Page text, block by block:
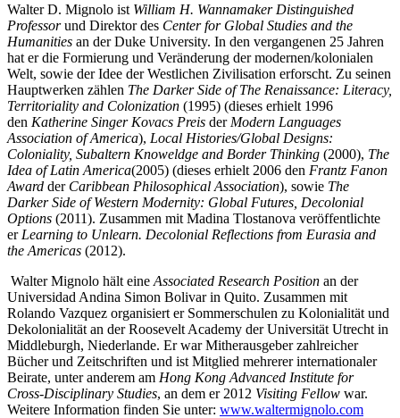
Walter D. Mignolo ist William H. Wannamaker Distinguished
Professorund Direktor des Center for Global Studies and the
Humanities an der Duke University. In den vergangenen 25 Jahren
hat er die Formierung und Veränderung der modernen/kolonialen
Welt, sowie der Idee der Westlichen Zivilisation erforscht. Zu seinen
Hauptwerken zählen The Darker Side of The Renaissance: Literacy,
Territoriality and Colonization (1995) (dieses erhielt 1996
den Katherine Singer Kovacs Preis der Modern Languages
Association of America), Local Histories/Global Designs:
Coloniality, Subaltern Knoweldge and Border Thinking (2000), The
Idea of Latin America(2005) (dieses erhielt 2006 den Frantz Fanon
Award der Caribbean Philosophical Association), sowie The
Darker Side of Western Modernity: Global Futures, Decolonial
Options (2011). Zusammen mit Madina Tlostanova veröffentlichte
er Learning to Unlearn. Decolonial Reflections from Eurasia and
the Americas (2012).
Walter Mignolo hält eine Associated Research Position an der
Universidad Andina Simon Bolivar in Quito. Zusammen mit
Rolando Vazquez organisiert er Sommerschulen zu Kolonialität und
Dekolonialität an der Roosevelt Academy der Universität Utrecht in
Middleburgh, Niederlande. Er war Mitherausgeber zahlreicher
Bücher und Zeitschriften und ist Mitglied mehrerer internationaler
Beirate, unter anderem am Hong Kong Advanced Institute for
Cross-Disciplinary Studies, an dem er 2012 Visiting Fellow war.
Weitere Information finden Sie unter: www.waltermignolo.com